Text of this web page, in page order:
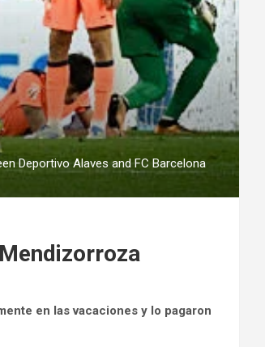
Deportivo Alaves and FC Barcelona
en las vacaciones y lo pagaron